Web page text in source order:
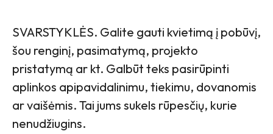
SVARSTYKLĖS. Galite gauti kvietimą į pobūvį,
šou renginį, pasimatymą, projekto
pristatymą ar kt. Galbūt teks pasirūpinti
aplinkos apipavidalinimu, tiekimu, dovanomis
ar vaišėmis. Tai jums sukels rūpesčių, kurie
nenudžiugins.